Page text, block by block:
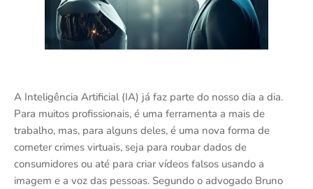
A Inteligência Artificial (IA) já faz parte do nosso dia a dia.
Para muitos profissionais, é uma ferramenta a mais de
trabalho, mas, para alguns deles, é uma nova forma de
cometer crimes virtuais, seja para roubar dados de
consumidores ou até para criar vídeos falsos usando a
imagem e a voz das pessoas. Segundo o advogado Bruno